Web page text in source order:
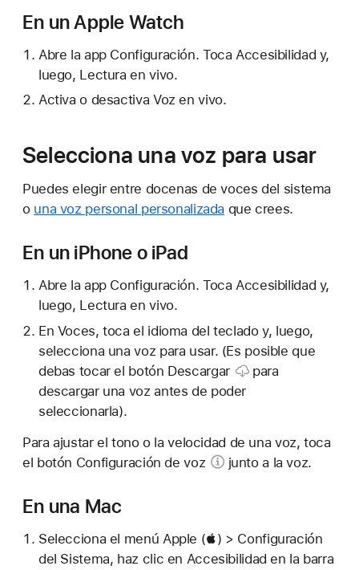
En un Apple Watch
Abre la app Configuración. Toca Accesibilidad y,
luego, Lectura en vivo.
Activa o desactiva Voz en vivo.
Selecciona una voz para usar
Puedes elegir entre docenas de voces del sistema
o una voz personal personalizada que crees.
En un iPhone o iPad
Abre la app Configuración. Toca Accesibilidad y,
luego, Lectura en vivo.
En Voces, toca el idioma del teclado y, luego,
selecciona una voz para usar. (Es posible que
debas tocar el botón Descargar
para
descargar una voz antes de poder
seleccionarla).
Para ajustar el tono o la velocidad de una voz, toca
el botón Configuración de voz junto a la voz.
En una Mac
Selecciona el menú Apple () > Configuración
del Sistema, haz clic en Accesibilidad en la barra